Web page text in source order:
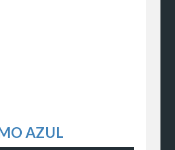
AZUL